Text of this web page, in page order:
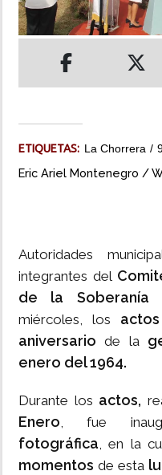
IMPRESO
ETIQUETAS: La Chorrera
Eric Ariel Montenegro /
Autoridades
integrantes del
de la Soberanía
miércoles, los
aniversariode la
enero del 1964.
Durante los actos,
Enero, fue
fotográfica, en la
momentos de esta